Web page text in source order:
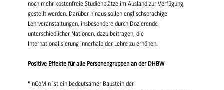
noch mehr kostenfreie Studienplätze im Ausland zur Verfügung
gestellt werden. Darüber hinaus sollen englischsprachige
Lehrveranstaltungen, insbesondere durch Dozierende
unterschiedlicher Nationen, dazu beitragen, die
Internationalisierung innerhalb der Lehre zu erhöhen.
Positive Effekte für alle Personengruppen an der DHBW
"InCoMIn ist ein bedeutsamer Baustein der